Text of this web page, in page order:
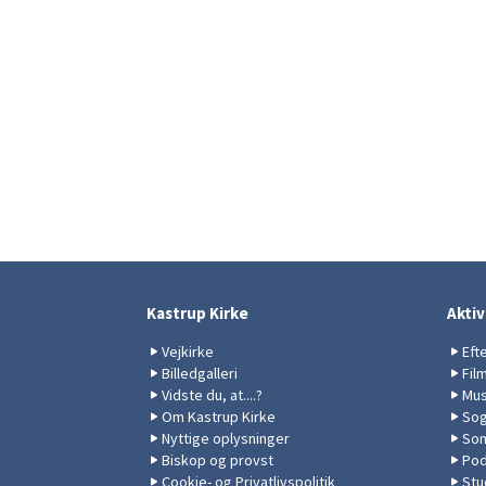
Kastrup Kirke
Vejkirke
Billedgalleri
Vidste du, at....?
Om Kastrup Kirke
Nyttige oplysninger
Biskop og provst
Cookie- og Privatlivspolitik